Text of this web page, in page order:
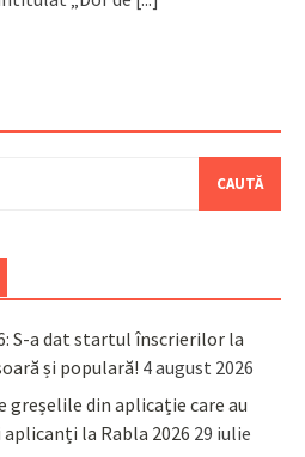
S-a dat startul înscrierilor la
și populară! 4 august 2026
greșelile din aplicație care au
la Rabla 2026 29 iulie